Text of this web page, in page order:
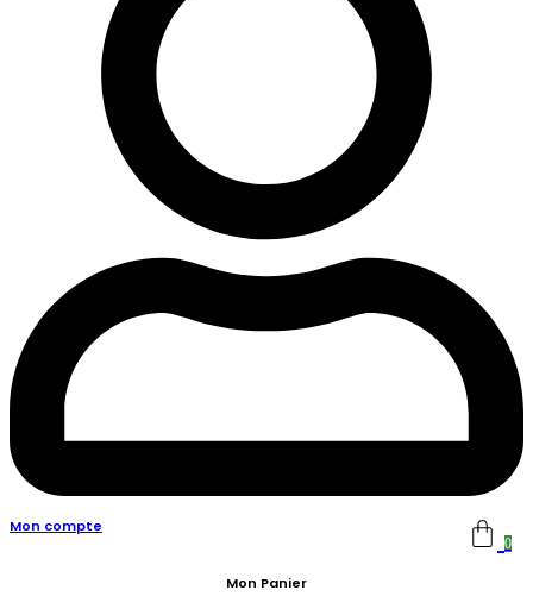
Mon compte
0
Mon Panier